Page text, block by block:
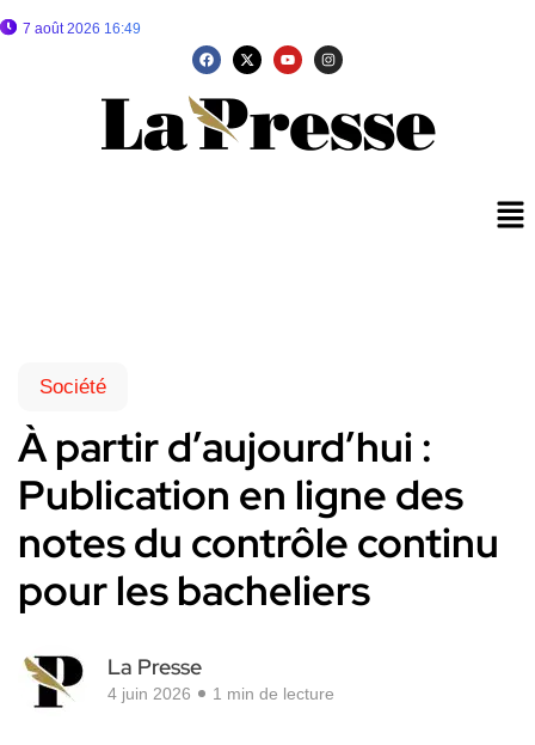
7 août 2026 16:49
Société
À partir d’aujourd’hui :
Publication en ligne des
notes du contrôle continu
pour les bacheliers
La Presse
4 juin 2026 1 min de lecture